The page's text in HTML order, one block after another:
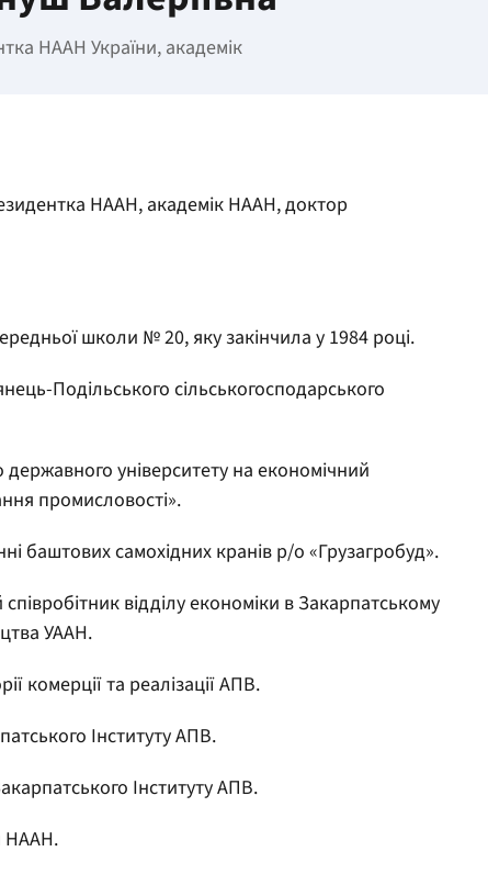
НААН України, академік
НААН, академік НААН, доктор
школи № 20, яку закінчила у 1984 році.
Подільського сільськогосподарського
державного університету на економічний
промисловості».
баштових самохідних кранів р/о «Грузагробуд».
відділу економіки в Закарпатському
УААН.
комерції та реалізації АПВ.
Інституту АПВ.
Інституту АПВ.
НААН.